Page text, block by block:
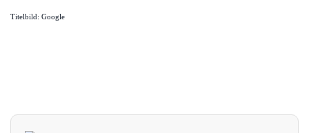
Titelbild: Google